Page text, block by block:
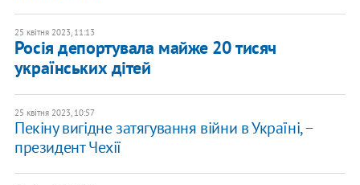
25 квітня 2023, 11:13
Росія депортувала майже 20 тисяч
українських дітей
25 квітня 2023, 10:57
Пекіну вигідне затягування війни в Україні, −
президент Чехії